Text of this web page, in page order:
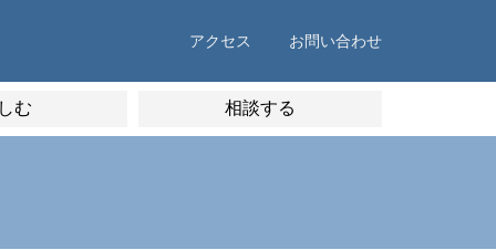
アクセス お問い合わせ
む 相談する